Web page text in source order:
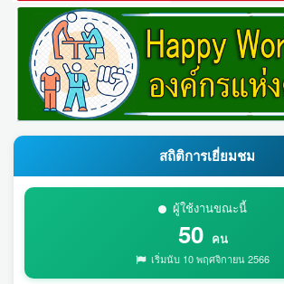
สถิติการเยี่ยมชม
ผู้ใช้งานขณะนี้
50 คน
เริ่มนับ 10 พฤศจิกายน 2566